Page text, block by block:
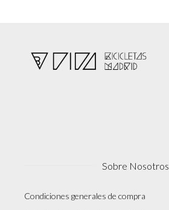
Sobre Nosotros
Condiciones generales de compra